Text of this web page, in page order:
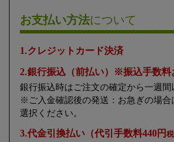
お支払い方法について
1.クレジットカード決済
2.銀行振込（前払い）※振込手数料
銀行振込時はご注文の確定から一週間
※ご入金確認後の発送：お急ぎの場
選択ください。
3.代金引換払い（代引手数料440円